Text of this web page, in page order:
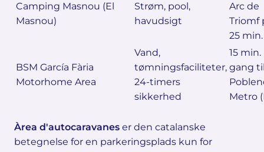
Camping Masnou (El
Masnou)
Strøm, pool,
havudsigt
Arc de
Triomf
25 min.
BSM García Fària
Motorhome Area
Vand,
tømningsfaciliteter,
24-timers
sikkerhed
15 min.
gang
Metro
Àrea d'autocaravanes er den catalanske
betegnelse for en parkeringsplads kun for